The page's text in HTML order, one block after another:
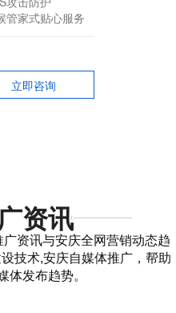
管家式贴心服务
立即咨询
资讯
广资讯与安庆全网营销动态趋
技术,安庆自媒体推广，帮助
体发布趋势。